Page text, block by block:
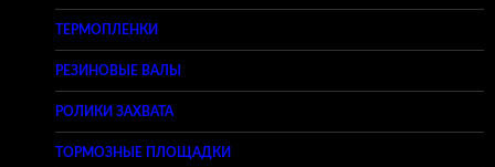
ТЕРМОПЛЕНКИ
РЕЗИНОВЫЕ ВАЛЫ
РОЛИКИ ЗАХВАТА
ТОРМОЗНЫЕ ПЛОЩАДКИ